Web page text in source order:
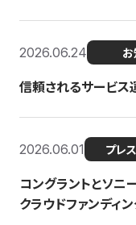
2026.06.24
信頼されるサービス
2026.06.01 プレ
コングラントとソ
クラウドファンディ